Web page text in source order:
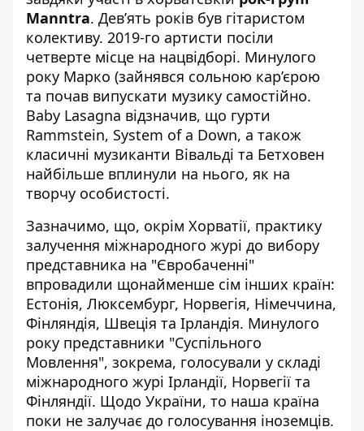
Manntra. Дев’ять років був гітаристом
колективу. 2019-го артисти посіли
четверте місце на нацвідборі. Минулого
року Марко (зайнявся сольною кар’єрою
та почав випускати музику самостійно.
Baby Lasagna відзначив, що гурти
Rammstein, System of a Down, а також
класичні музиканти Вівальді та Бетховен
найбільше вплинули на нього, як на
творчу особистості.
Зазначимо, що, окрім Хорватії, практику
залучення міжнародного журі до вибору
представника на "Євробаченні"
впровадили щонайменше сім інших країн:
Естонія, Люксембург, Норвегія, Німеччина,
Фінляндія, Швеція та Ірландія. Минулого
року представники "Суспільного
Мовлення", зокрема, голосували у складі
міжнародного журі Ірландії, Норвегії та
Фінляндії. Щодо України, то наша країна
поки не залучає до голосування іноземців.